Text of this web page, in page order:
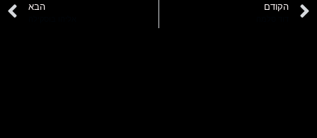
הקודם הבא